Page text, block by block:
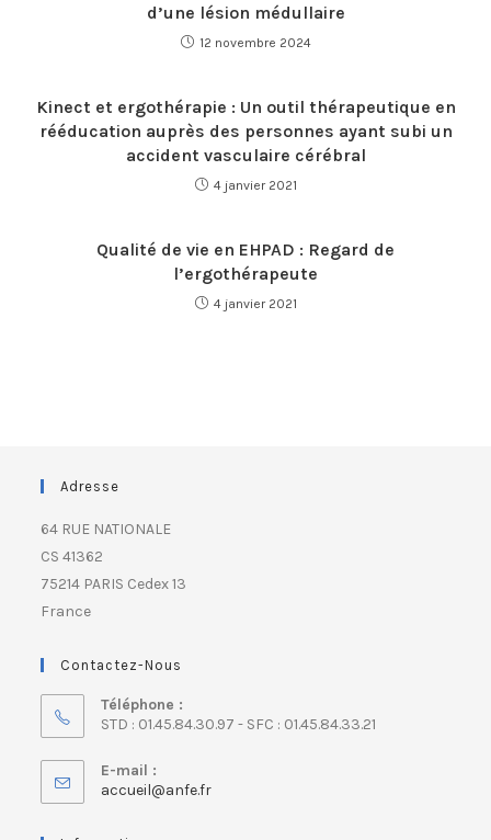
d’une lésion médullaire
12 novembre 2024
Kinect et ergothérapie : Un outil thérapeutique en
rééducation auprès des personnes ayant subi un
accident vasculaire cérébral
4 janvier 2021
Qualité de vie en EHPAD : Regard de
l’ergothérapeute
4 janvier 2021
Adresse
64 RUE NATIONALE
CS 41362
75214 PARIS Cedex 13
France
Contactez-Nous
Téléphone :
STD : 01.45.84.30.97 - SFC : 01.45.84.33.21
E-mail :
accueil@anfe.fr